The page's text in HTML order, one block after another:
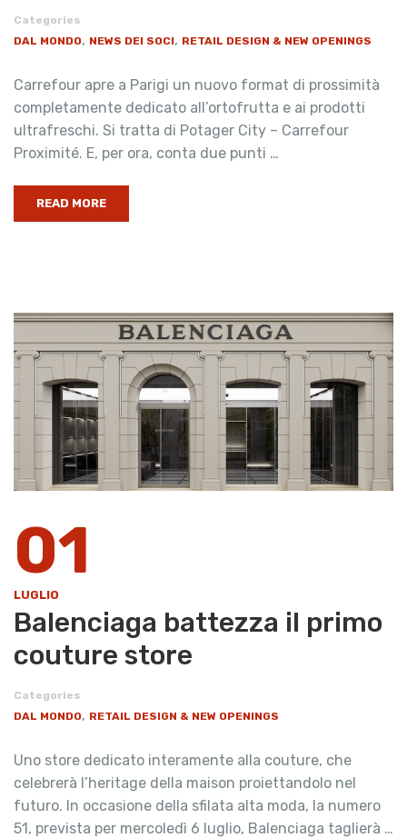
Categories
DAL MONDO, NEWS DEI SOCI, RETAIL DESIGN & NEW OPENINGS
Carrefour apre a Parigi un nuovo format di prossimità
completamente dedicato all’ortofrutta e ai prodotti
ultrafreschi. Si tratta di Potager City – Carrefour
Proximité. E, per ora, conta due punti …
READ MORE
01
LUGLIO
Balenciaga battezza il primo
couture store
Categories
DAL MONDO, RETAIL DESIGN & NEW OPENINGS
Uno store dedicato interamente alla couture, che
celebrerà l’heritage della maison proiettandolo nel
futuro. In occasione della sfilata alta moda, la numero
51, prevista per mercoledì 6 luglio, Balenciaga taglierà …